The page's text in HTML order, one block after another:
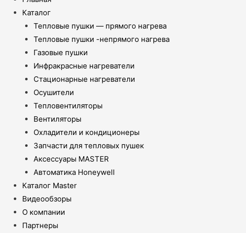
Каталог
Тепловые пушки — прямого нагрева
Тепловые пушки -непрямого нагрева
Газовые пушки
Инфракрасные нагреватели
Стационарные нагреватели
Осушители
Тепловентиляторы
Вентиляторы
Охладители и кондиционеры
Запчасти для тепловых пушек
Аксессуары MASTER
Автоматика Honeywell
Каталог Master
Видеообзоры
О компании
Партнеры